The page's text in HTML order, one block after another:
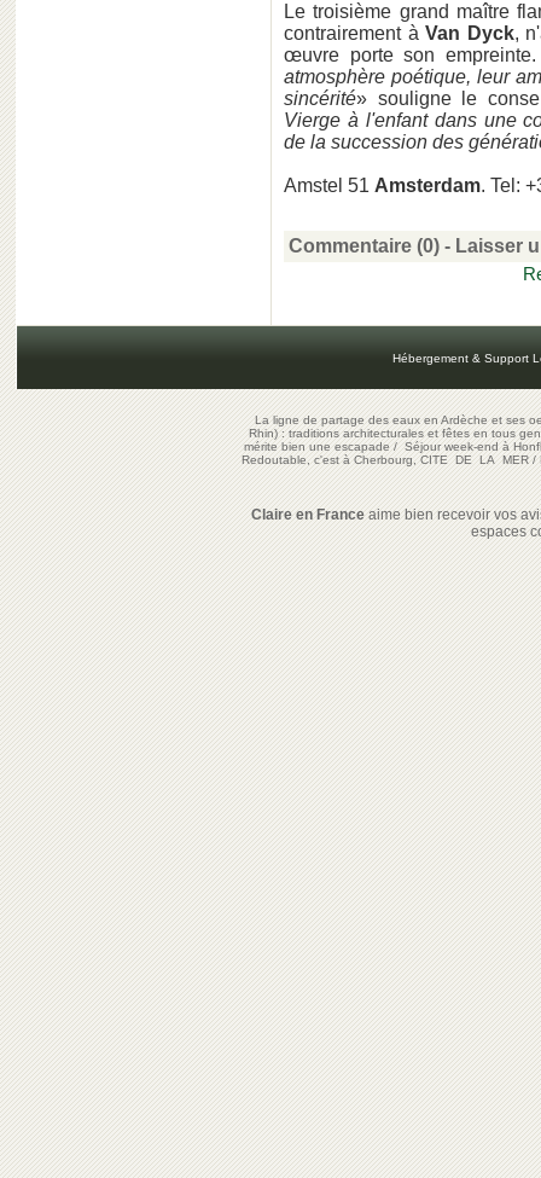
Le troisième grand maître
contrairement àVan Dyck,
œuvre porte son
atmosphère poétique, leur
sincérité» souligne le
Vierge à l'enfant dans une
de la succession des
Amstel 51 Amsterdam. Tel:
Commentaire (0) - Laisser
Hébergement & Support
La ligne de partage des eaux en Ardèche et ses
Rhin) : traditions architecturales et fêtes en tous
mérite bien une escapade/Séjour week-end à
Redoutable, c'est à Cherbourg, CITE DE LA MER/
Claire en Franceaime bien recevoir vos
espaces